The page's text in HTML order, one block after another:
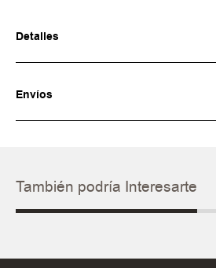
Detalles
Envíos
También podría Interesarte